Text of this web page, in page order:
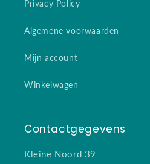
Privacy Policy
Algemene voorwaarden
Mijn account
Winkelwagen
Contactgegevens
Kleine Noord 39